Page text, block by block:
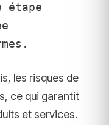
étape
les risques de
ce qui garantit
et services.